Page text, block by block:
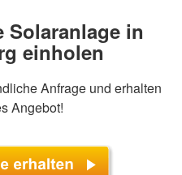
Solaranlage in
einholen
Anfrage und erhalten
Angebot!